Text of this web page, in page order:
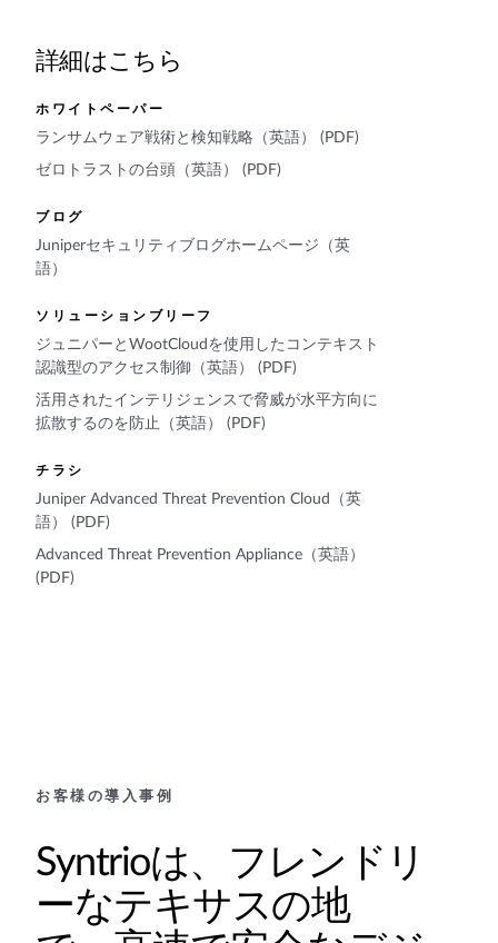
詳細はこちら
ホワイトペーパー
ランサムウェア戦術と検知戦略（英語） (PDF)
ゼロトラストの台頭（英語） (PDF)
ブログ
Juniperセキュリティブログホームページ（英
語）
ソリューションブリーフ
ジュニパーとWootCloudを使用したコンテキスト
認識型のアクセス制御（英語） (PDF)
活用されたインテリジェンスで脅威が水平方向に
拡散するのを防止（英語） (PDF)
チラシ
Juniper Advanced Threat Prevention Cloud（英
語） (PDF)
Advanced Threat Prevention Appliance（英語）
(PDF)
お客様の導入事例
Syntrioは、フレンドリ
ーなテキサスの地